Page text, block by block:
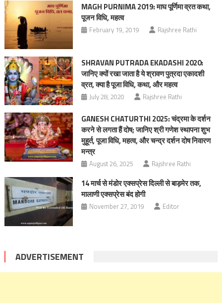
MAGH PURNIMA 2019: माघ पूर्णिमा व्रत कथा,
पूजन विधि, महत्व
February 19, 2019 Rajshree Rathi
SHRAVAN PUTRADA EKADASHI 2020:
जानिए क्यों रखा जाता है ये श्रावण पुत्रदा एकादशी
व्रत, क्या है पूजा विधि, कथा, और महत्व
July 28, 2020 Rajshree Rathi
GANESH CHATURTHI 2025: चंद्रमा के दर्शन
करने से लगता हैं दोष; जानिए श्री गणेश स्‍थापना शुभ
मुहूर्त, पूजा विधि, महत्‍व, और चन्द्र दर्शन दोष निवारण
मन्त्र
August 26, 2025 Rajshree Rathi
14 मार्च से मंडोर एक्सप्रेस दिल्ली से बाड़मेर तक,
मालाणी एक्सप्रेस बंद होगी
November 27, 2019 Editor
ADVERTISEMENT